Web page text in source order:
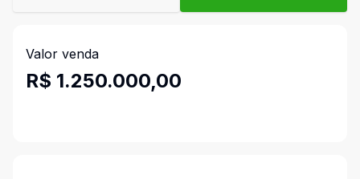
Valor venda
R$ 1.250.000,00